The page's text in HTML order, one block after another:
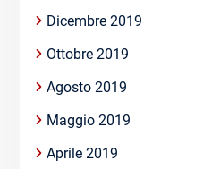
Dicembre 2019
Ottobre 2019
Agosto 2019
Maggio 2019
Aprile 2019